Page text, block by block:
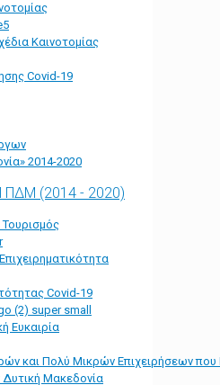
Καινοτομίας
Covid-19
2014-2020
ΠΔΜ (2014 - 2020)
Covid-19
Ευκαιρία
και Πολύ Μικρών Επιχειρήσεων
Δυτική Μακεδονία